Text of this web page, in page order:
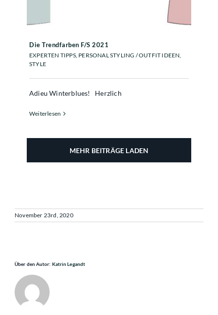
Die Trendfarben F/S 2021
EXPERTEN TIPPS, PERSONAL STYLING / OUTFIT IDEEN
STYLE
Adieu Winterblues! Herzlich
Weiterlesen
MEHR BEITRÄGE LADEN
November 23rd, 2020
Über den Autor: Katrin Legandt